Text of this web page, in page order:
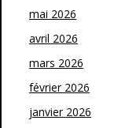
mai 2026
avril 2026
mars 2026
février 2026
janvier 2026